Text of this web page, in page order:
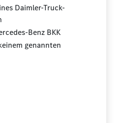
Daimler-Truck-
Benz BKK
genannten